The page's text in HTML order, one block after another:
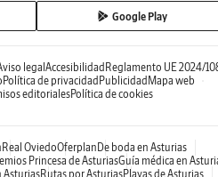
Google Play
legal Accesibilidad Reglamento UE 2024/
Política de privacidad Publicidad Mapa web
editorialesPolítica de cookies
Real OviedoOferplan De boda en Asturias
Princesa de AsturiasGuía médica en
AsturiasRutas por AsturiasPlayas de Asturias